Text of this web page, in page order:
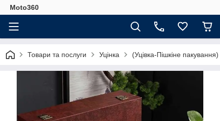
Moto360
Товари та послуги Уцінка (Уцівка-Пішкіне